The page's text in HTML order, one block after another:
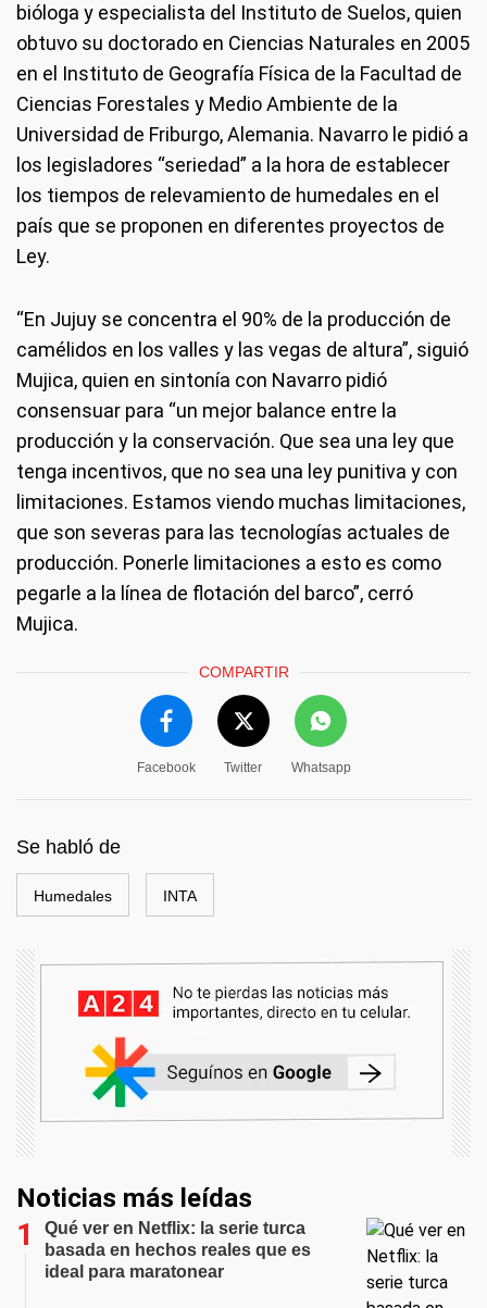
bióloga y especialista del Instituto de Suelos, quien
obtuvo su doctorado en Ciencias Naturales en 2005
en el Instituto de Geografía Física de la Facultad de
Ciencias Forestales y Medio Ambiente de la
Universidad de Friburgo, Alemania. Navarro le pidió a
los legisladores “seriedad” a la hora de establecer
los tiempos de relevamiento de humedales en el
país que se proponen en diferentes proyectos de
Ley.
“En Jujuy se concentra el 90% de la producción de
camélidos en los valles y las vegas de altura”, siguió
Mujica, quien en sintonía con Navarro pidió
consensuar para “un mejor balance entre la
producción y la conservación. Que sea una ley que
tenga incentivos, que no sea una ley punitiva y con
limitaciones. Estamos viendo muchas limitaciones,
que son severas para las tecnologías actuales de
producción. Ponerle limitaciones a esto es como
pegarle a la línea de flotación del barco”, cerró
Mujica.
COMPARTIR
Facebook Twitter Whatsapp
Se habló de
Humedales INTA
Noticias más leídas
Qué ver en Netflix: la serie turca
basada en hechos reales que es
ideal para maratonear